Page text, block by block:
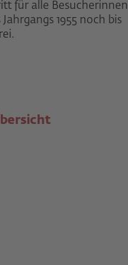
für alle Besucherinnen
1955 noch bis